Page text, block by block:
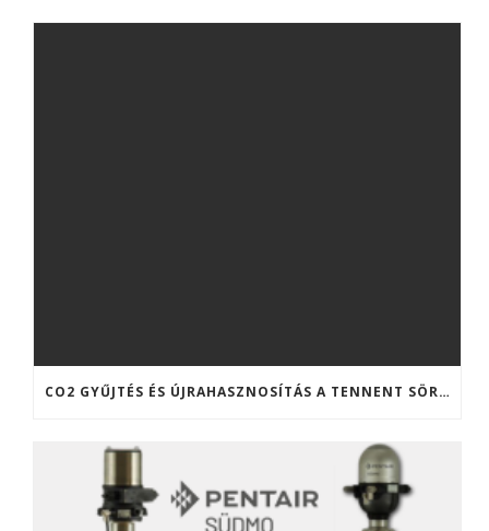
CO2 GYŰJTÉS ÉS ÚJRAHASZNOSÍTÁS A TENNENT SÖRFŐZDÉBEN (SKÓCIA)